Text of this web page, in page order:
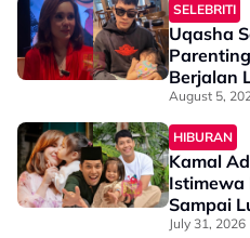
SELEBRITI
Uqasha
Berjalan
Untuk
Terbaik”
August 5,
HIBURAN
Kamal
Istimewa
Sampai
“Ibu
July 31, 2026